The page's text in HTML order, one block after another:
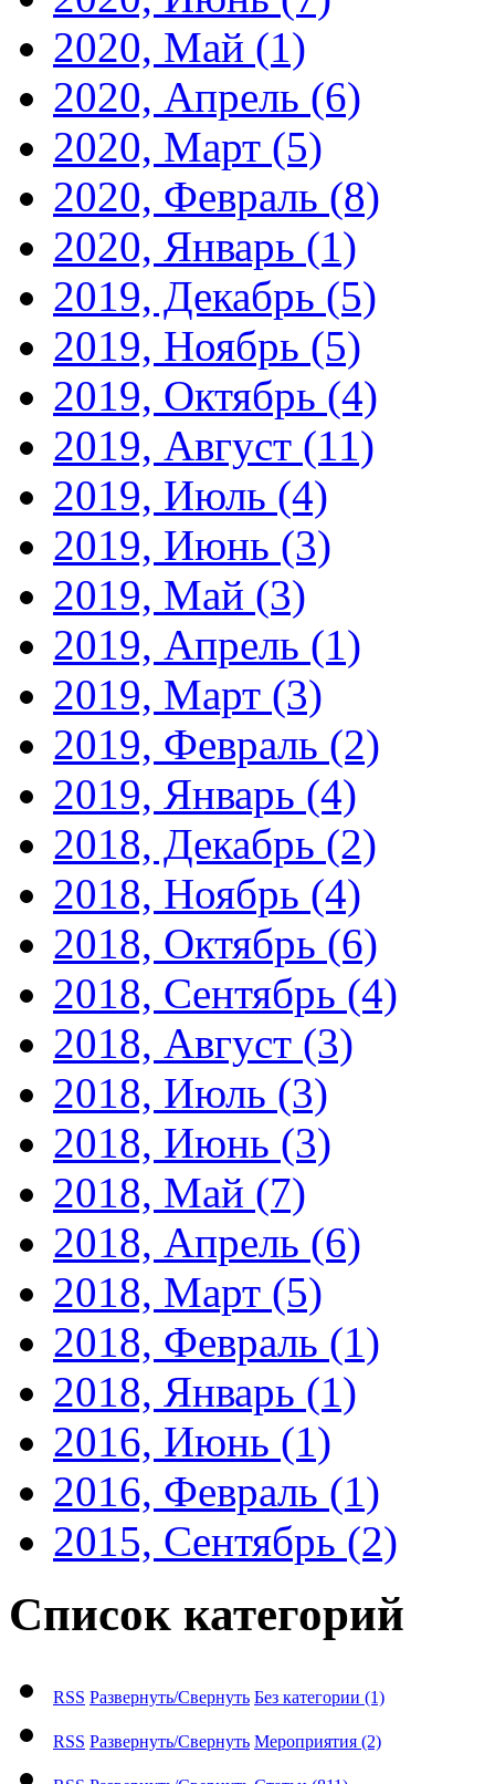
2020, Май (1)
2020, Апрель (6)
2020, Март (5)
2020, Февраль (8)
2020, Январь (1)
2019, Декабрь (5)
2019, Ноябрь (5)
2019, Октябрь (4)
2019, Август (11)
2019, Июль (4)
2019, Июнь (3)
2019, Май (3)
2019, Апрель (1)
2019, Март (3)
2019, Февраль (2)
2019, Январь (4)
2018, Декабрь (2)
2018, Ноябрь (4)
2018, Октябрь (6)
2018, Сентябрь (4)
2018, Август (3)
2018, Июль (3)
2018, Июнь (3)
2018, Май (7)
2018, Апрель (6)
2018, Март (5)
2018, Февраль (1)
2018, Январь (1)
2016, Июнь (1)
2016, Февраль (1)
2015, Сентябрь (2)
Список категорий
RSS Развернуть/Свернуть Без категории (1)
RSS Развернуть/Свернуть Мероприятия (2)